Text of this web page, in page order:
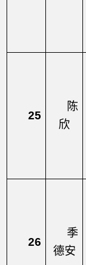
25
陈
欣
26
季
德安